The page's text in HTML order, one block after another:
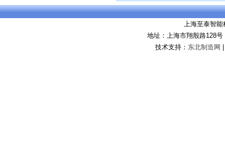
上海至泰智能
地址：上海市翔殷路128
技术支持： 东北制造网